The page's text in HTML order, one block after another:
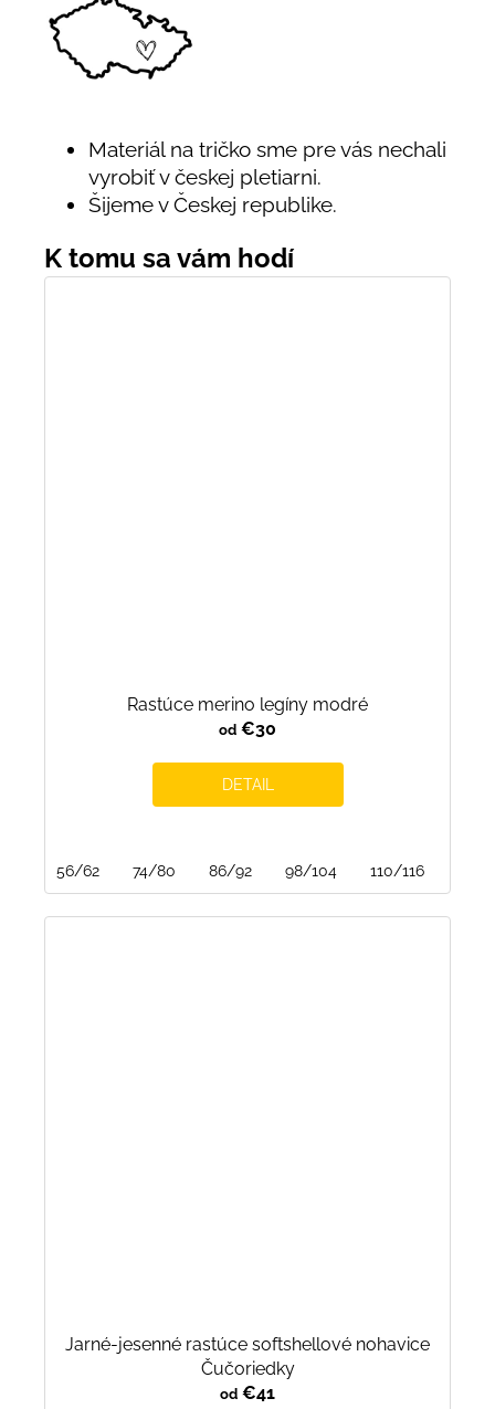
Materiál na tričko sme pre vás nechali
vyrobiť v českej pletiarni.
Šijeme v Českej republike.
Rastúce merino legíny modré
od €30
DETAIL
56/62 74/80 86/92 98/104 110/116
Jarné-jesenné rastúce softshellové nohavice
Čučoriedky
od €41